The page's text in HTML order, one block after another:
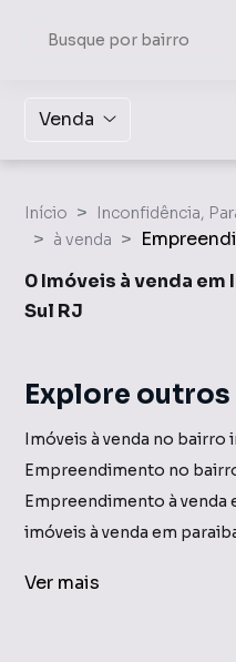
Venda
Início
Inconfidência,
à venda
0 Imóveis à venda
Sul RJ
Explore
Empreendimento à
imóveis à venda em
Ver mais